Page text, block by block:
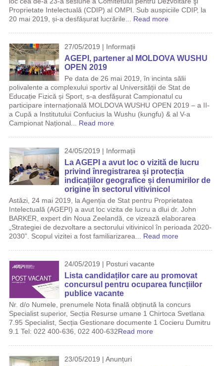
Proprietate Intelectuală (CDIP) al OMPI. Sub auspiciile CDIP, la
20 mai 2019, și-a desfășurat lucrările... Read more
27/05/2019 | Informații
AGEPI, partener al MOLDOVA WUSHU
OPEN 2019
Pe data de 26 mai 2019, în incinta sălii
polivalente a complexului sportiv al Universității de Stat de
Educație Fizică și Sport, s-a desfășurat Campionatul cu
participare internațională MOLDOVA WUSHU OPEN 2019 – a II-
a Cupă a Institutului Confucius la Wushu (kungfu) & al V-a
Campionat Național... Read more
24/05/2019 | Informații
La AGEPI a avut loc o vizită de lucru
privind înregistrarea și protecția
indicațiilor geografice și denumirilor de
origine în sectorul vitivinicol
Astăzi, 24 mai 2019, la Agenția de Stat pentru Proprietatea
Intelectuală (AGEPI) a avut loc vizita de lucru a dlui dr. John
BARKER, expert din Noua Zeelandă, ce vizează elaborarea
„Strategiei de dezvoltare a sectorului vitivinicol în perioada 2020-
2030”. Scopul vizitei a fost familiarizarea... Read more
24/05/2019 | Posturi vacante
Lista candidaților care au promovat
concursul pentru ocuparea funcțiilor
publice vacante
Nr. d/o Numele, prenumele Nota finală obținută la concurs
Specialist superior, Secția Resurse umane 1 Chirtoca Svetlana
7.95 Specialist, Secția Gestionare documente 1 Cocieru Dumitru
9.1 Tel: 022 400-636, 022 400-632Read more
23/05/2019 | Anunțuri